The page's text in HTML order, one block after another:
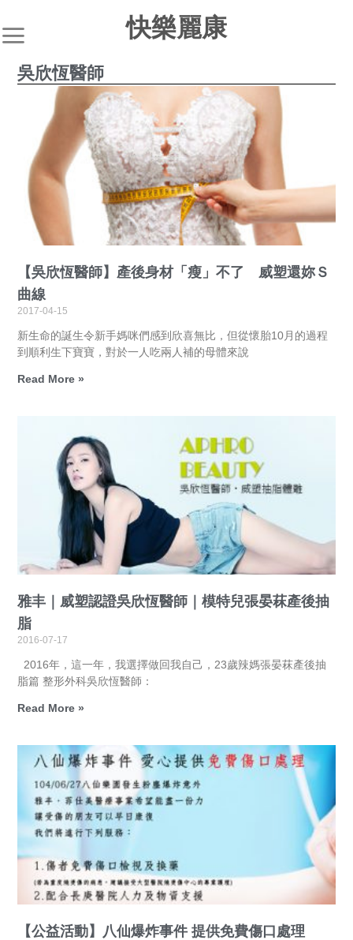
快樂麗康
吳欣恆醫師
【吳欣恆醫師】產後身材「瘦」不了 威塑還妳Ｓ
曲線
2017-04-15
新生命的誕生令新手媽咪們感到欣喜無比，但從懷胎10月的過程
到順利生下寶寶，對於一人吃兩人補的母體來說
Read More »
雅丰｜威塑認證吳欣恆醫師｜模特兒張晏菻產後抽
脂
2016-07-17
2016年，這一年，我選擇做回我自己，23歲辣媽張晏菻產後抽
脂篇 整形外科吳欣恆醫師：
Read More »
【公益活動】八仙爆炸事件 提供免費傷口處理